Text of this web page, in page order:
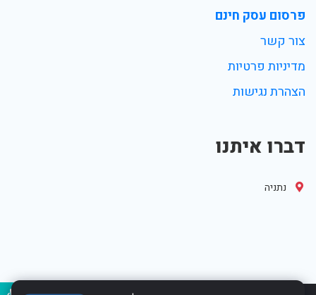
פרסום עסק חינם
צור קשר
מדיניות פרטיות
הצהרת נגישות
דברו איתנו
נתניה